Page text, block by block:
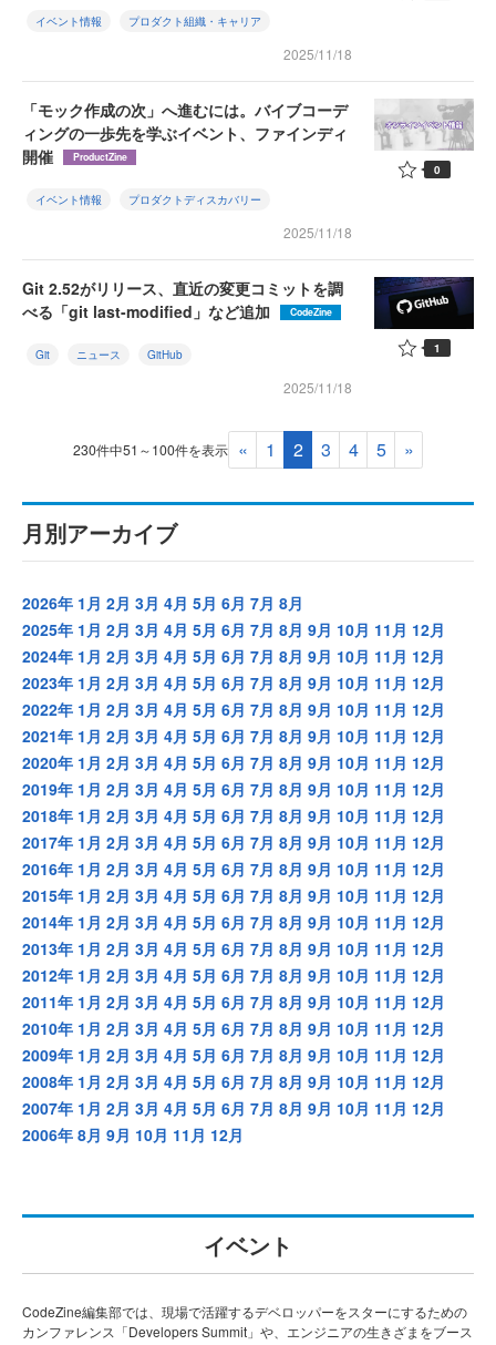
イベント情報 プロダクト組織・キャリア
2025/11/18
「モック作成の次」へ進むには。バイブコーデ
ィングの一歩先を学ぶイベント、ファインディ
開催
ProductZine
イベント情報 プロダクトディスカバリー
2025/11/18
0
Git 2.52がリリース、直近の変更コミットを調
べる「git last-modified」など追加
CodeZine
Git ニュース GitHub
2025/11/18
1
230件中51～100件を表示 « 1 2 3 4 5 »
月別アーカイブ
2026年 1月 2月 3月 4月 5月 6月 7月 8月
2025年 1月 2月 3月 4月 5月 6月 7月 8月 9月 10月 11月 12月
2024年 1月 2月 3月 4月 5月 6月 7月 8月 9月 10月 11月 12月
2023年 1月 2月 3月 4月 5月 6月 7月 8月 9月 10月 11月 12月
2022年 1月 2月 3月 4月 5月 6月 7月 8月 9月 10月 11月 12月
2021年 1月 2月 3月 4月 5月 6月 7月 8月 9月 10月 11月 12月
2020年 1月 2月 3月 4月 5月 6月 7月 8月 9月 10月 11月 12月
2019年 1月 2月 3月 4月 5月 6月 7月 8月 9月 10月 11月 12月
2018年 1月 2月 3月 4月 5月 6月 7月 8月 9月 10月 11月 12月
2017年 1月 2月 3月 4月 5月 6月 7月 8月 9月 10月 11月 12月
2016年 1月 2月 3月 4月 5月 6月 7月 8月 9月 10月 11月 12月
2015年 1月 2月 3月 4月 5月 6月 7月 8月 9月 10月 11月 12月
2014年 1月 2月 3月 4月 5月 6月 7月 8月 9月 10月 11月 12月
2013年 1月 2月 3月 4月 5月 6月 7月 8月 9月 10月 11月 12月
2012年 1月 2月 3月 4月 5月 6月 7月 8月 9月 10月 11月 12月
2011年 1月 2月 3月 4月 5月 6月 7月 8月 9月 10月 11月 12月
2010年 1月 2月 3月 4月 5月 6月 7月 8月 9月 10月 11月 12月
2009年 1月 2月 3月 4月 5月 6月 7月 8月 9月 10月 11月 12月
2008年 1月 2月 3月 4月 5月 6月 7月 8月 9月 10月 11月 12月
2007年 1月 2月 3月 4月 5月 6月 7月 8月 9月 10月 11月 12月
2006年 8月 9月 10月 11月 12月
イベント
CodeZine編集部では、現場で活躍するデベロッパーをスターにするための
カンファレンス「Developers Summit」や、エンジニアの生きざまをブース